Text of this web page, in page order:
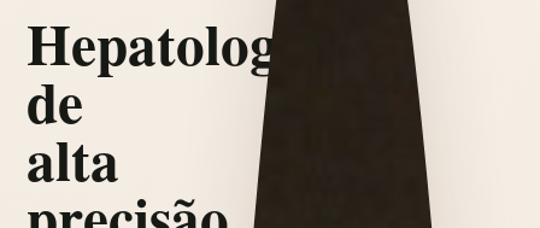
Hepatologia
de
alta